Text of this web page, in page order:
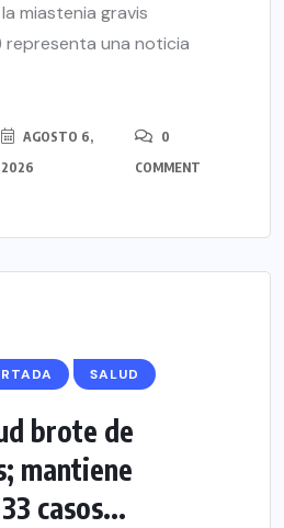
miastenia gravis
representa una noticia
AGOSTO 6,
2026
0
COMMENT
SALUD
brote de
mantiene
casos...